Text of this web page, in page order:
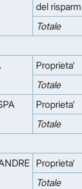
del
Totale
Proprieta'
Totale
Proprieta'
Totale
Proprieta'
Totale